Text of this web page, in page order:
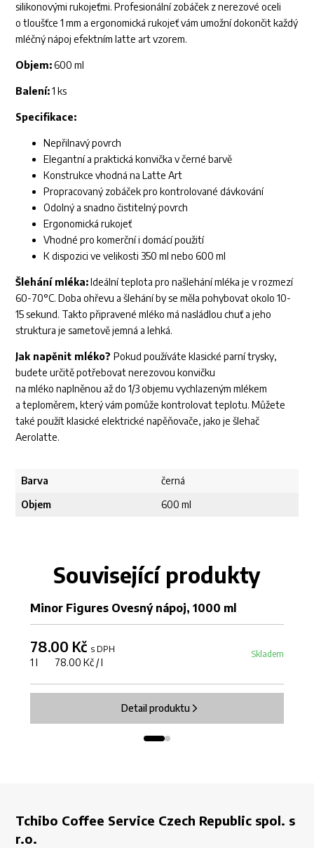
silikonovými rukojeťmi. Profesionální zobáček z nerezové oceli
o tloušťce 1 mm a ergonomická rukojeť vám umožní dokončit každý
mléčný nápoj efektním latte art vzorem.
Objem:600 ml
Balení:1 ks
Specifikace:
Nepřilnavý povrch
Elegantní a praktická konvička v černé barvě
Konstrukce vhodná na Latte Art
Propracovaný zobáček pro kontrolované dávkování
Odolný a snadno čistitelný povrch
Ergonomická rukojeť
Vhodné pro komerční i domácí použití
K dispozici ve velikosti 350 ml nebo 600 ml
Šlehání mléka:Ideální teplota pro našlehání mléka je v rozmezí
60-70°C. Doba ohřevu a šlehání by se měla pohybovat okolo 10-
15 sekund. Takto připravené mléko má nasládlou chuť a jeho
struktura je sametově jemná a lehká.
Jak napěnit mléko?Pokud používáte klasické parní trysky,
budete určitě potřebovat nerezovou konvičku
na mléko naplněnou až do 1/3 objemu vychlazeným mlékem
a teploměrem, který vám pomůže kontrolovat teplotu. Můžete
také použít klasické elektrické napěňovače, jako je šlehač
Aerolatte.
Barva
černá
Objem
600 ml
Související produkty
Minor Figures Ovesný nápoj, 1000 ml
78.00 Kč s DPH
1 l 78.00 Kč / l
Skladem
Detail produktu
Tchibo Coffee Service Czech Republic spol. s
r.o.